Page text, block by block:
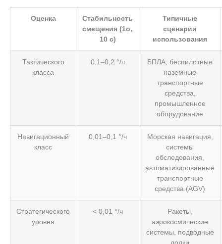
Оценка
Стабильность
смещения (1σ,
10 с)
Типичные
сценарии
использования
Тактического
класса
0,1–0,2 °/ч
БПЛА, беспилотные
наземные
транспортные
средства,
промышленное
оборудование
Навигационный
класс
0,01–0,1 °/ч
Морская навигация,
системы
обследования,
автоматизированные
транспортные
средства (AGV)
Стратегического
уровня
< 0,01 °/ч
Ракеты,
аэрокосмические
системы, подводные